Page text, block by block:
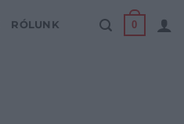
RÓLUNK 0